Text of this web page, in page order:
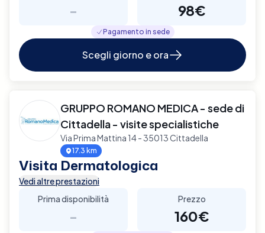
- 98€
Pagamento in sede
Scegli giorno e ora
GRUPPO ROMANO MEDICA - sede di
Cittadella - visite specialistiche
Via Prima Mattina 14 - 35013 Cittadella
17.3 km
Visita Dermatologica
Vedi altre prestazioni
Prima disponibilità
-
Prezzo
160€